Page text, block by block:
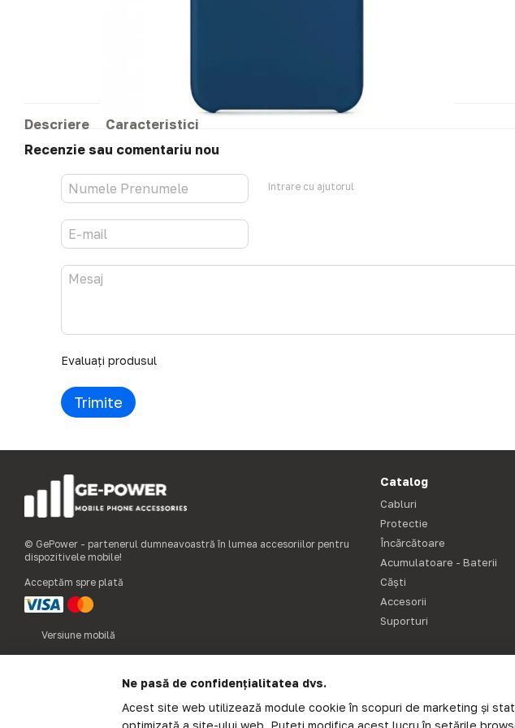
Descriere
Caracteristici
Recenzie sau comentariu nou
Intrare cu ajutorul
Evaluați produsul
Trimite
© GePower - partenerul dumneavoastră în lumea accesoriilor pentru
dispozitivele mobile!
Acceptăm spre plată
Versiune mobilă
Catalog
Cabluri
Protectie
Încărcătoare
Acumulatoare - Baterii
Căști
Accesorii
Suporturi
Ne pasă de confidențialitatea dvs.
Acest site web utilizează module cookie în scopuri de marketing și
optimizată a site-ului web. Puteți modifica acest lucru în setările